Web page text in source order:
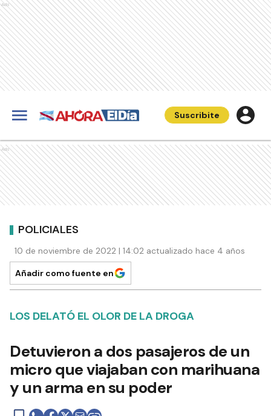
Ads
Suscribite
Ads
POLICIALES
10 de noviembre de 2022 | 14:02 actualizado hace 4 años
Añadir como fuente en
LOS DELATÓ EL OLOR DE LA DROGA
Detuvieron a dos pasajeros de un
micro que viajaban con marihuana
y un arma en su poder